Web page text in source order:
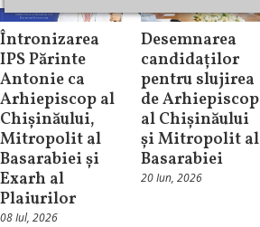
Întronizarea
IPS Părinte
Antonie ca
Arhiepiscop al
Chișinăului,
Mitropolit al
Basarabiei și
Exarh al
Plaiurilor
08 Iul, 2026
Desemnarea
candidaților
pentru slujirea
de Arhiepiscop
al Chișinăului
și Mitropolit al
Basarabiei
20 Iun, 2026